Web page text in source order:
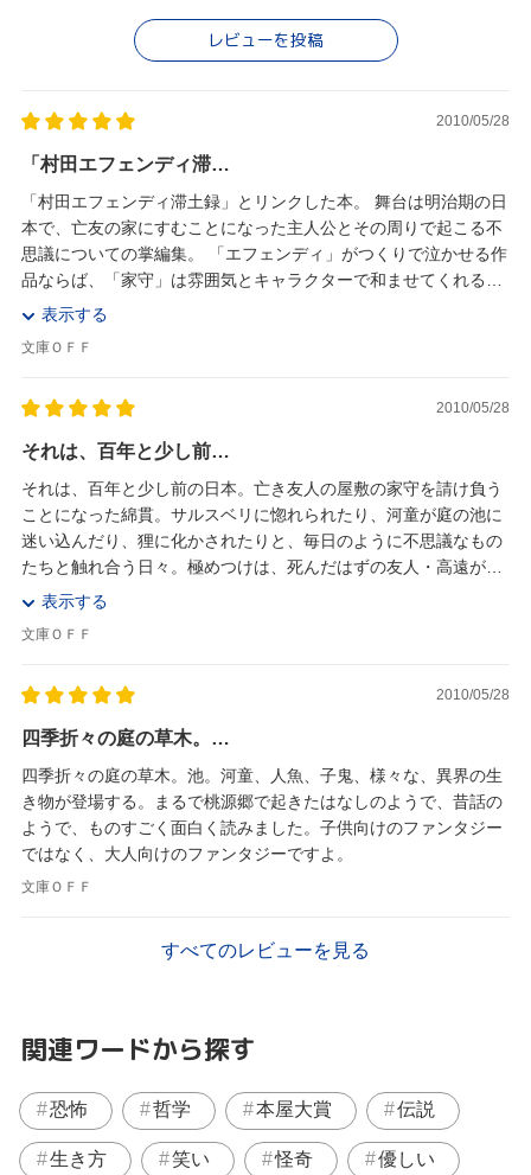
レビューを投稿
2010/05/28
「村田エフェンディ滞…
「村田エフェンディ滞土録」とリンクした本。 舞台は明治期の日
本で、亡友の家にすむことになった主人公とその周りで起こる不
思議についての掌編集。 「エフェンディ」がつくりで泣かせる作
品ならば、「家守」は雰囲気とキャラクターで和ませてくれる作
品でした。 植物が主なモチーフになっているの...
表示する
文庫ＯＦＦ
2010/05/28
それは、百年と少し前…
それは、百年と少し前の日本。亡き友人の屋敷の家守を請け負う
ことになった綿貫。サルスベリに惚れられたり、河童が庭の池に
迷い込んだり、狸に化かされたりと、毎日のように不思議なもの
たちと触れ合う日々。極めつけは、死んだはずの友人・高遠が掛
け軸から舟で会いにやってくる―。作品の中に流れて...
表示する
文庫ＯＦＦ
2010/05/28
四季折々の庭の草木。…
四季折々の庭の草木。池。河童、人魚、子鬼、様々な、異界の生
き物が登場する。まるで桃源郷で起きたはなしのようで、昔話の
ようで、ものすごく面白く読みました。子供向けのファンタジー
ではなく、大人向けのファンタジーですよ。
文庫ＯＦＦ
すべてのレビューを見る
関連ワードから探す
恐怖 哲学 本屋大賞 伝説
生き方 笑い 怪奇 優しい